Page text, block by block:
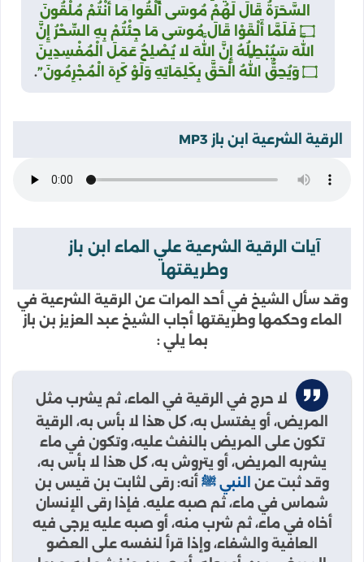
السَّحَرَةُ قَالَ لَهُمْ مُوسَى أَلْقُوا مَا أَنْتُمْ مُلْقُونَ
۝ فَلَمَّا أَلْقَوْا قَالَ مُوسَى مَا جِئْتُمْ بِهِ السِّحْرُ إِنَّ
اللَّهَ سَيُبْطِلُهُ إِنَّ اللَّهَ لا يُصْلِحُ عَمَلَ الْمُفْسِدِينَ
۝ وَيُحِقُّ اللَّهُ الْحَقَّ بِكَلِمَاتِهِ وَلَوْ كَرِهَ الْمُجْرِمُونَ”
.
الرقية الشرعية ابن باز MP3
آيات الرقية الشرعية علي الماء ابن باز
وطريقتها
وقد سأل الشيخ في أحد المرات عن الرقية الشرعية في
الماء وحكمها وطريقتها أجاب الشيخ عبد العزيز بن باز
بما يلي :
لا حرج في الرقية في الماء، ثم يشرب مثل
المريض، أو يغتسل به، كل هذا لا بأس به، الرقية
تكون على المريض بالنفث عليه، وتكون في ماء
يشربه المريض، أو يتروش به، كل هذا لا بأس به،
وقد ثبت عن
النبي ﷺ أنه: رقى لثابت بن قيس بن
شماس في ماء، ثم صبه عليه. فإذا رقى الإنسان
أخاه في ماء، ثم شرب منه، أو صبه عليه يرجى فيه
العافية والشفاء، وإذا قرأ لنفسه على العضو